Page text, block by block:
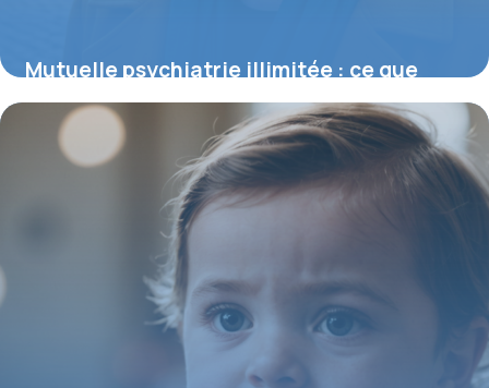
Mutuelle psychiatrie illimitée : ce que
vous devez savoir sur la prise en charge